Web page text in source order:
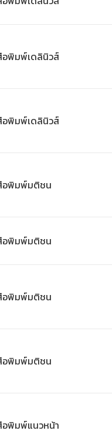
อพิมพ์เดลินิวส์
อพิมพ์เดลินิวส์
อพิมพ์มติชน
อพิมพ์มติชน
อพิมพ์มติชน
อพิมพ์มติชน
อพิมพ์แนวหน้า